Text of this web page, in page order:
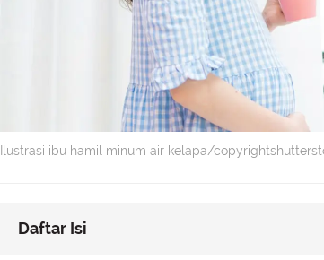
Ilustrasi ibu hamil minum air kelapa/
Daftar Isi